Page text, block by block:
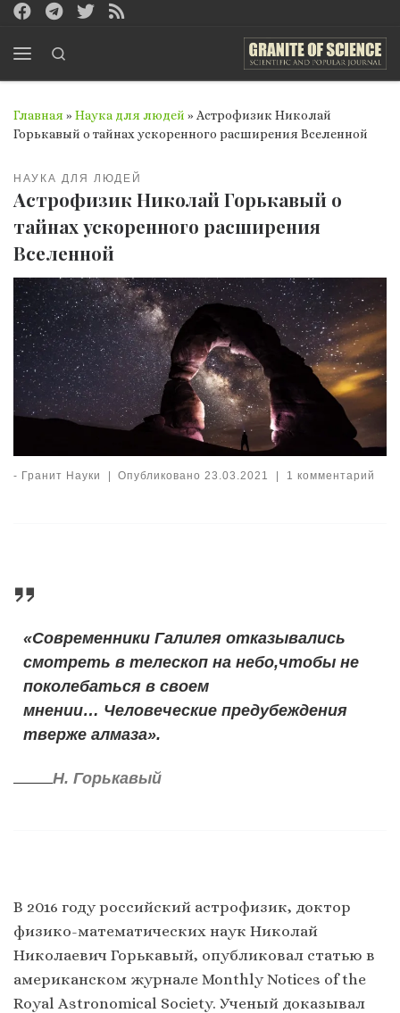
Перейти к содержимому
Главная » Наука для людей » Астрофизик Николай
Горькавый о тайнах ускоренного расширения Вселенной
НАУКА ДЛЯ ЛЮДЕЙ
Астрофизик Николай Горькавый о
тайнах ускоренного расширения
Вселенной
- Гранит Науки | Опубликовано 23.03.2021 | 1 комментарий
«Современники Галилея отказывались
смотреть в телескоп на небо,чтобы не
поколебаться в своем
мнении… Человеческие предубеждения
тверже алмаза».
Н. Горькавый
В 2016 году российский астрофизик, доктор
физико-математических наук Николай
Николаевич Горькавый, опубликовал статью в
американском журнале Monthly Notices of the
Royal Astronomical Society. Ученый доказывал